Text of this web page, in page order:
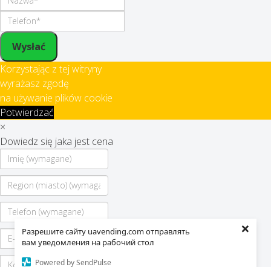
Разрешите сайту uavending.com отправлять
вам уведомления на рабочий стол
Powered by SendPulse
×
Wysłać
Korzystając z tej witryny
wyrażasz zgodę
na używanie plików cookie
Potwierdzać
×
Dowiedz się jaka jest cena